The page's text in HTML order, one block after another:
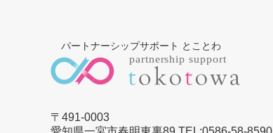
パートナーシップサポート とことわ
〒491-0003